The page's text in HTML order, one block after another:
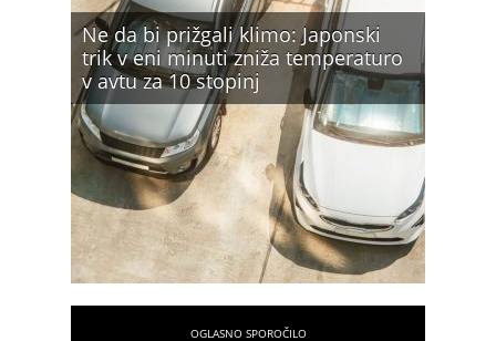
Ne da bi prižgali klimo: Japonski
trik v eni minuti zniža temperaturo
v avtu za 10 stopinj